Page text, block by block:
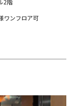
2階
ワンフロア可